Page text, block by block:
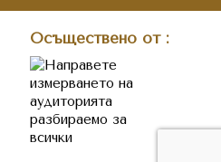
Осъществено от :